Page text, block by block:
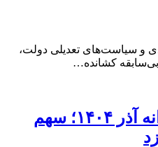
و سیاست‌های تعدیلی دولت،
کشانده…
افزایش قابل توجه یارانه آذر ۱۴۰۴؛ سهم